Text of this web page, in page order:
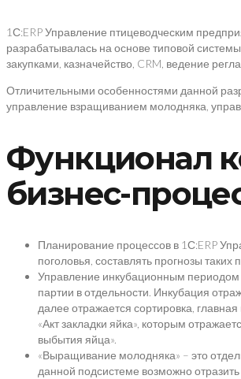
1С:ERP Управление птицеводческим
разрабатывалась на основе типовой
закупками, казначейство, CRM, ведение
Отличительными особенностями данной
управление взращиванием молодняка,
Функционал
бизнес-
Планирование процессов в 1С:ERP
поголовья, составлять прогнозы
Управление инкубационным периодом
партии в отдельности. Инкубация
далее отражается сортировка,
«Акт закладки яйка», которым
выбытия яйца».
«Выращивание молодняка» – это
данной подсистеме возможно